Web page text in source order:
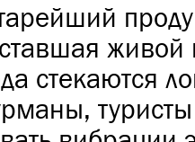
живой
стекаются